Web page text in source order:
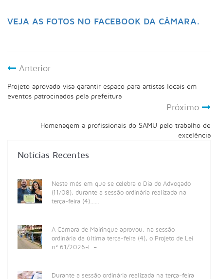
VEJA AS FOTOS NO FACEBOOK DA CÂMARA.
Anterior
Projeto aprovado visa garantir espaço para artistas locais em
eventos patrocinados pela prefeitura
Próximo
Homenagem a profissionais do SAMU pelo trabalho de
excelência
Notícias Recentes
Neste mês em que se celebra o Dia do Advogado
(11/08), durante a sessão ordinária realizada na
terça-feira (4)......
A Câmara de Mairinque aprovou, na sessão
ordinária da última terça-feira (4), o Projeto de Lei
nº 61/2026-L – ......
Durante a sessão ordinária realizada na terça-feira